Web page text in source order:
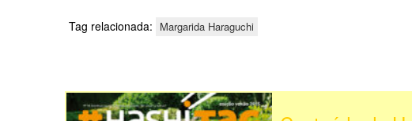
Tag relacionada: Margarida Haraguchi